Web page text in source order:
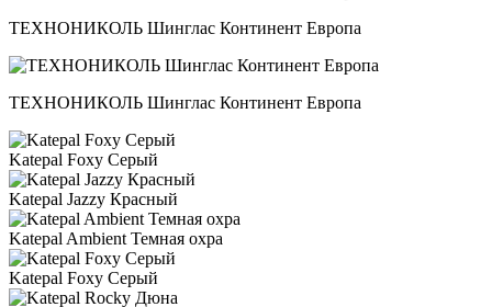
ТЕХНОНИКОЛЬ Шинглас Континент Европа
ТЕХНОНИКОЛЬ Шинглас Континент Европа
Katepal Foxy Серый
Katepal Jazzy Красный
Katepal Ambient Темная охра
Katepal Foxy Серый